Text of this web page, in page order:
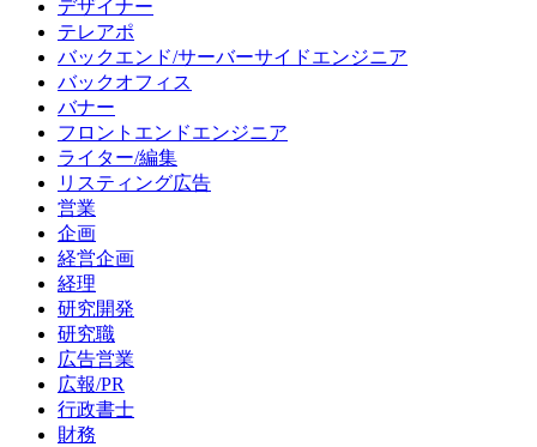
デザイナー
テレアポ
バックエンド/サーバーサイドエンジニア
バックオフィス
バナー
フロントエンドエンジニア
ライター/編集
リスティング広告
営業
企画
経営企画
経理
研究開発
研究職
広告営業
広報/PR
行政書士
財務